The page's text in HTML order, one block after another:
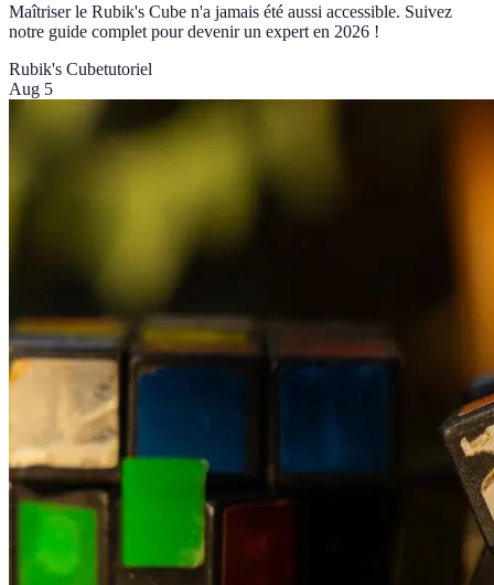
Maîtriser le Rubik's Cube n'a jamais été aussi accessible. Suivez
notre guide complet pour devenir un expert en 2026 !
Rubik's Cubetutoriel
Aug 5